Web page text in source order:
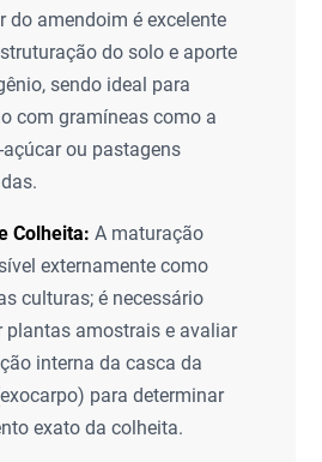
do amendoim é excelente
do solo e aporte
sendo ideal para
com gramíneas como a
açúcar ou pastagens
Colheita: A maturação
externamente como
culturas; é necessário
plantas amostrais e avaliar
interna da casca da
para determinar
exato da colheita.